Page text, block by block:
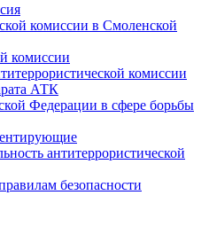
комиссии в Смоленской
комиссии
комиссии
АТК
Федерации в сфере борьбы
антитеррористической
безопасности